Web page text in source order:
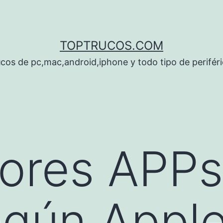
TOPTRUCOS.COM
de pc,mac,android,iphone y todo tipo de